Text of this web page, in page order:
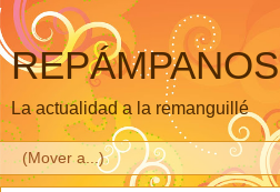
REPÁMPANOS
La actualidad a la remanguillé